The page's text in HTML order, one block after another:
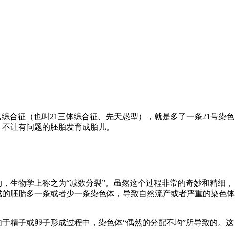
合征（也叫21三体综合征、先天愚型），就是多了一条21号染色
让有问题的胚胎发育成胎儿。
物学上称之为“减数分裂”。虽然这个过程非常的奇妙和精细，
胚胎多一条或者少一条染色体，导致自然流产或者严重的染色体
精子或卵子形成过程中，染色体“偶然的分配不均”所导致的。这